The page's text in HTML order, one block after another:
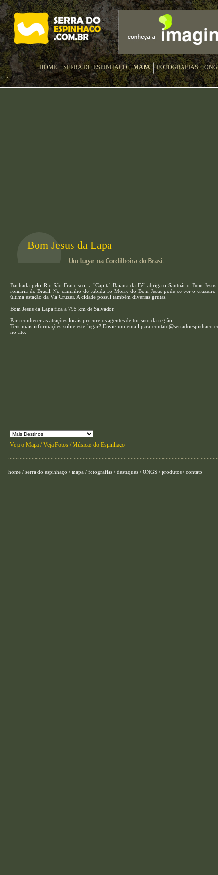
HOME SERRA DO ESPINHAÇO MAPA FOTOGRAFIAS
Bom Jesus da Lapa
Banhada pelo Rio São Francisco, a "Capital Baiana da Fé" abriga o Santuário Bom
romaria do Brasil. No caminho de subida ao Morro do Bom Jesus pode-se ver o cruzeiro
última estação da Via Cruzes. A cidade possui também diversas grutas.
Bom Jesus da Lapa fica a 795 km de Salvador.
Para conhecer as atrações locais procure os agentes de turismo da região.
Tem mais informações sobre este lugar? Envie um email para
no site.
Veja o Mapa /Veja Fotos /Músicas do Espinhaço
home / serra do espinhaço / mapa / fotografias / destaques / ONGS / produtos / contato